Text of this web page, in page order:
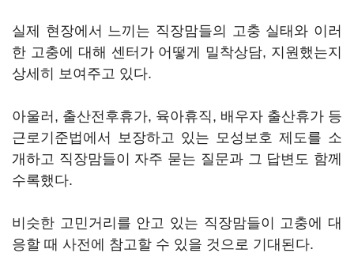
실제 현장에서 느끼는 직장맘들의 고충 실태와 이러
한 고충에 대해 센터가 어떻게 밀착상담, 지원했는지
상세히 보여주고 있다.
아울러, 출산전후휴가, 육아휴직, 배우자 출산휴가 등
근로기준법에서 보장하고 있는 모성보호 제도를 소
개하고 직장맘들이 자주 묻는 질문과 그 답변도 함께
수록했다.
비슷한 고민거리를 안고 있는 직장맘들이 고충에 대
응할 때 사전에 참고할 수 있을 것으로 기대된다.